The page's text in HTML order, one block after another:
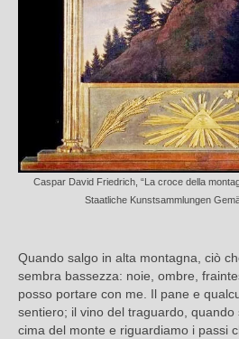
Caspar David Friedrich, “La croce della
Staatliche Kunstsammlungen
Quando salgo in alta montagna, ciò
sembra bassezza: noie, ombre,
posso portare con me. Il pane e
sentiero; il vino del traguardo, quando
cima del monte e riguardiamo i passi